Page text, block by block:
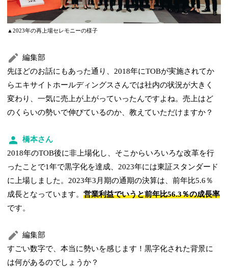
▲2023年の再上場セレモニーの様子
編集部
先ほどのお話にもあった通り、2018年にTOBが実施されてか
らエキサイトホールディングスさんでは社内の状況が大きく
変わり、一気に売上が上がっていったんですよね。売上はど
のくらいの勢いで伸びているのか、教えていただけますか？
橋本さん
2018年のTOB後に非上場化し、そこからいろいろな改革を行
ったことで1年で黒字化を達成、2023年には東証スタンダード
に上場しました。2023年3月期の通期の決算は、前年比5.6％
成長となっています。営業利益でいうと前年比56.3％の成長率
です。
編集部
すごい数字で、本当に勢いを感じます！黒字化された背景に
は何があるのでしょうか？